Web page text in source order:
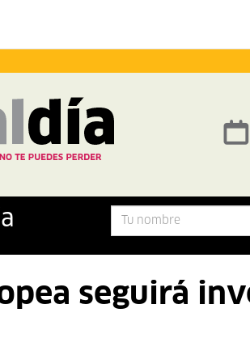
seguirá